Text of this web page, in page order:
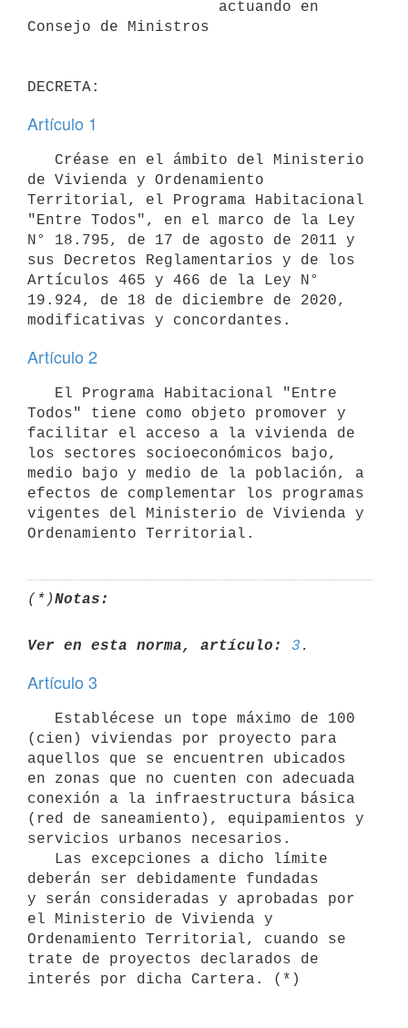
Consejo de Ministros
Artículo 1
de Vivienda y Ordenamiento
Territorial, el Programa Habitacional
"Entre Todos", en el marco de la Ley
N° 18.795, de 17 de agosto de 2011 y
sus Decretos Reglamentarios y de los
Artículos 465 y 466 de la Ley N°
19.924, de 18 de diciembre de 2020,
Artículo 2
Todos" tiene como objeto promover y
facilitar el acceso a la vivienda de
los sectores socioeconómicos bajo,
medio bajo y medio de la población, a
efectos de complementar los programas
vigentes del Ministerio de Vivienda y
(*)Notas:
Ver en esta norma, artículo: 3
Artículo 3
(cien) viviendas por proyecto para
aquellos que se encuentren ubicados
en zonas que no cuenten con adecuada
conexión a la infraestructura básica
(red de saneamiento), equipamientos y
servicios urbanos necesarios.
deberán ser debidamente fundadas
y serán consideradas y aprobadas por
el Ministerio de Vivienda y
Ordenamiento Territorial, cuando se
trate de proyectos declarados de
interés por dicha Cartera. (*)